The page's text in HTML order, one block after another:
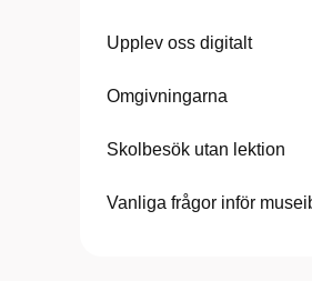
Upplev oss digitalt
Omgivningarna
Skolbesök utan lektion
Vanliga frågor inför